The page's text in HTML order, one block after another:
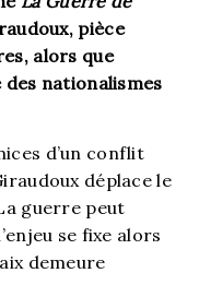
pièce
alors que
des nationalismes
d’un conflit
déplace le
guerre peut
se fixe alors
demeure